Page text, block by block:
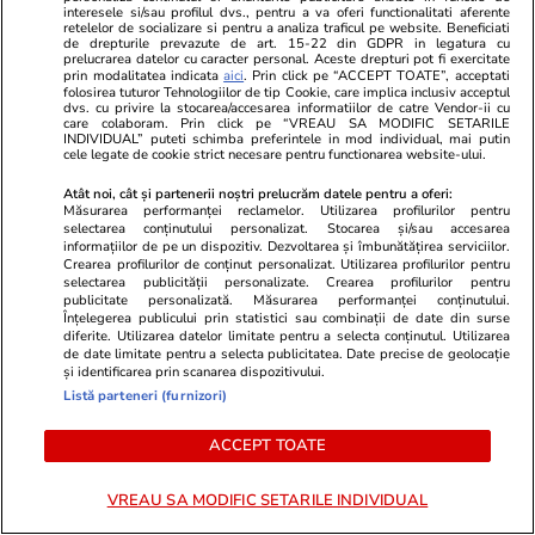
urma unui grav accident de
motocicletă
Zodiile care
POLITIC
Analiză
Cum au ciopârțit aleșii noua
lege ANI. Ce a mai rămas din
transparența averilor
politicienilor
Caracatița cu iz penal din
a ministrului Tanczos Barna
interesele si/sau profilul dvs., pentru a va oferi functionalitati aferente
retelelor de socializare si pentru a analiza traficul pe website. Beneficiati
de drepturile prevazute de art. 15-22 din GDPR in legatura cu
prelucrarea datelor cu caracter personal. Aceste drepturi pot fi exercitate
prin modalitatea indicataaici. Prin click pe “ACCEPT TOATE”, acceptati
folosirea tuturor Tehnologiilor de tip Cookie, care implica inclusiv acceptul
dvs. cu privire la stocarea/accesarea informatiilor de catre Vendor-ii cu
care colaboram. Prin click pe “VREAU SA MODIFIC SETARILE
INDIVIDUAL” puteti schimba preferintele in mod individual, mai putin
cele legate de cookie strict necesare pentru functionarea website-ului.
Atât noi, cât și partenerii noștri prelucrăm datele pentru a oferi:
Măsurarea performanței reclamelor. Utilizarea profilurilor pentru
selectarea conținutului personalizat. Stocarea și/sau accesarea
informațiilor de pe un dispozitiv. Dezvoltarea și îmbunătățirea serviciilor.
Crearea profilurilor de conținut personalizat. Utilizarea profilurilor pentru
selectarea publicității personalizate. Crearea profilurilor pentru
publicitate personalizată. Măsurarea performanței conținutului.
Înțelegerea publicului prin statistici sau combinații de date din surse
diferite. Utilizarea datelor limitate pentru a selecta conținutul. Utilizarea
de date limitate pentru a selecta publicitatea. Date precise de geolocație
și identificarea prin scanarea dispozitivului.
Listă parteneri (furnizori)
ACCEPT TOATE
VREAU SA MODIFIC SETARILE INDIVIDUAL